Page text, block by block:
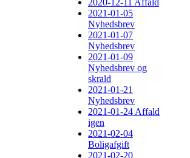
2021-01-05
Nyhedsbrev
2021-01-07
Nyhedsbrev
2021-01-09
Nyhedsbrev og
skrald
2021-01-21
Nyhedsbrev
2021-01-24 Affald
igen
2021-02-04
Boligafgift
2021-02-20